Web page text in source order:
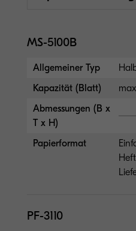
MS-5100B
Allgemeiner Typ
Kapazität (Blatt)
Abmessungen (B x
T x H)
Papierformat
PF-3110